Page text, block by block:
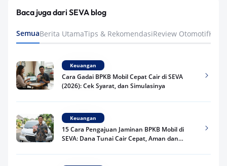
Baca juga dari SEVA blog
SemuaBerita UtamaTips & RekomendasiReview Otomotif
Keuangan
Cara Gadai BPKB Mobil Cepat Cair di SEVA
(2026): Cek Syarat, dan Simulasinya
Keuangan
15 Cara Pengajuan Jaminan BPKB Mobil di
SEVA: Dana Tunai Cair Cepat, Aman dan